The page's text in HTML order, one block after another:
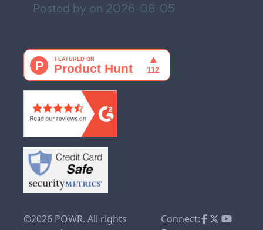
Posted by on 2026-08-05
©2026 POWR. All rights
Connect: